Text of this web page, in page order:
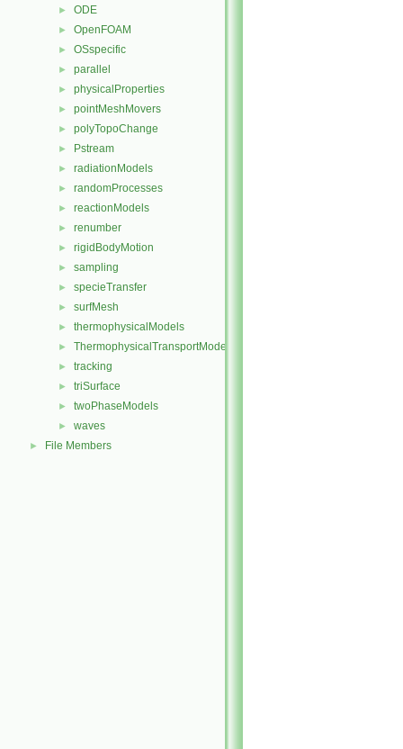
► ODE
► OpenFOAM
► OSspecific
► parallel
► physicalProperties
► pointMeshMovers
► polyTopoChange
► Pstream
► radiationModels
► randomProcesses
► reactionModels
► renumber
► rigidBodyMotion
► sampling
► specieTransfer
► surfMesh
► thermophysicalModels
► ThermophysicalTransportModels
► tracking
► triSurface
► twoPhaseModels
► waves
► File Members